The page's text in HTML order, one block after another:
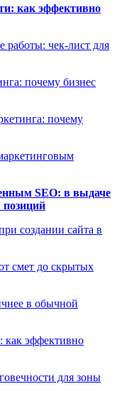
как эффективно
работы: чек-лист для
почему бизнес
почему
SEO: в выдаче
создании сайта в
смет до скрытых
в обычной
эффективно
для зоны